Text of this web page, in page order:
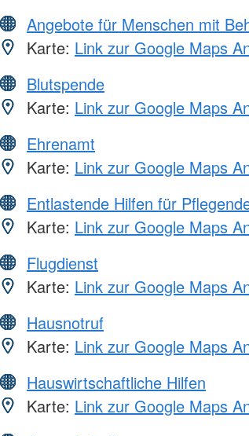
Angebote für Menschen mit
Karte: Link zur Google Maps
Blutspende
Karte: Link zur Google Maps
Ehrenamt
Karte: Link zur Google Maps
Entlastende Hilfen für
Karte: Link zur Google Maps
Flugdienst
Karte: Link zur Google Maps
Hausnotruf
Karte: Link zur Google Maps
Hauswirtschaftliche Hilfen
Karte: Link zur Google Maps